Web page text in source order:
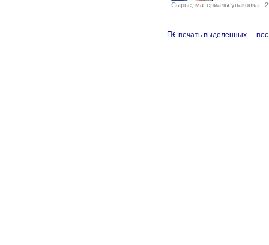
Сырье, материалы упаковка -
печать выделенных -